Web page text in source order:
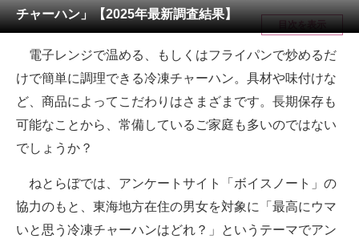
メディア
注目記事を集めた総合ページ
ITの今と未来を見通す
スマホと通信の最新トレンド
ビジネスと働き方のヒント
チャーハン」【2025年最新調査結果】
目次を表示
電子レンジで温める、もしくはフライパンで炒めるだ
けで簡単に調理できる冷凍チャーハン。具材や味付けな
ど、商品によってこだわりはさまざまです。長期保存も
可能なことから、常備しているご家庭も多いのではない
でしょうか？
ねとらぼでは、アンケートサイト「ボイスノート」の
協力のもと、東海地方在住の男女を対象に「最高にウマ
いと思う冷凍チャーハンはどれ？」というテーマでアン